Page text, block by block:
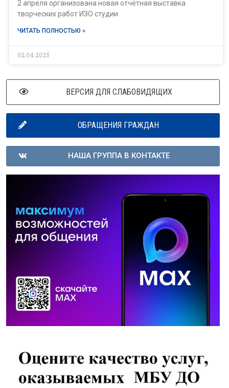
2 апреля организована новая отчётная выставка
творческих работ ИЗО студии
ЧИТАТЬ ПОЛНОСТЬЮ »
02.04.2025
ВЕРСИЯ ДЛЯ СЛАБОВИДЯЩИХ
ОБРАЩЕНИЯ ГРАЖДАН
НАША ГРУППА В КОНТАКТЕ